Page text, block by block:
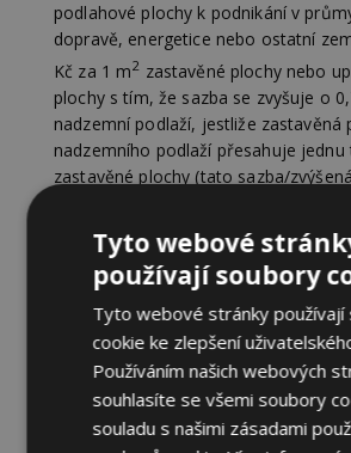
podlahové plochy k podnikání v
dopravě, energetice nebo ostatní
Kč za 1 m2 zastavěné plochy nebo
plochy s tím, že sazba se zvyšuje o
nadzemní podlaží, jestliže
nadzemního podlaží přesahuje
zastavěné plochy (tato sazba/
vynásobí koeficientem 1,5, pokud
katastru se předmětná nemovitá věc
vyhláškou),
u zdanitelné stavby či jednotky
podlahové plochy k ostatním
zastavěné plochy nebo upravené
s tím, že sazba se zvyšuje o 0,75 Kč
nadzemní podlaží, jestliže zastavěná
nadzemního podlaží přesahuje jednu
Tyto webové
používají soubory
Tyto webové stránky používají
cookie ke zlepšení
Používáním našich webových
souhlasíte se všemi soubory
souladu s našimi zásadami